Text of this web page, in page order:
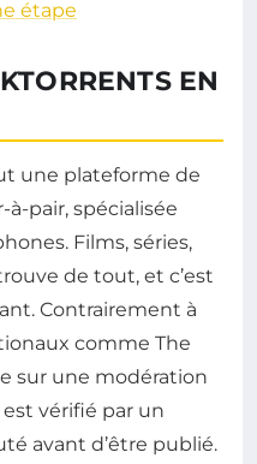
étape
EN
une plateforme de
pair, spécialisée
Films, séries,
de tout, et c’est
Contrairement à
comme The
sur une modération
vérifié par un
avant d’être publié.